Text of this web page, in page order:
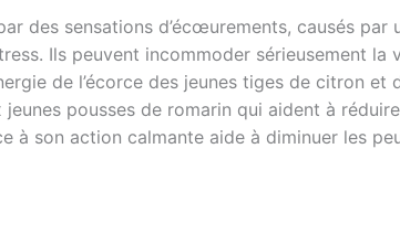
des sensations d’écœurements, causés par
Ils peuvent incommoder sérieusement la
de l’écorce des jeunes tiges de citron et
pousses de romarin qui aident à
son action calmante aide à diminuer les